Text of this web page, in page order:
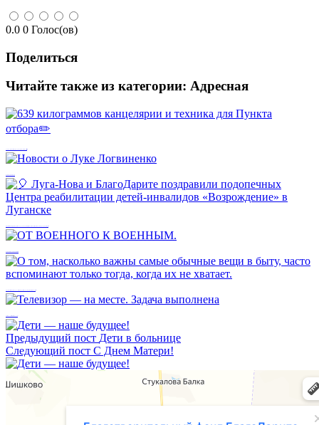
0.0 0 Голос(ов)
Поделиться
Читайте также из категории: Адресная
Предыдущий пост Дети в больнице
Следующий пост С Днем Матери!